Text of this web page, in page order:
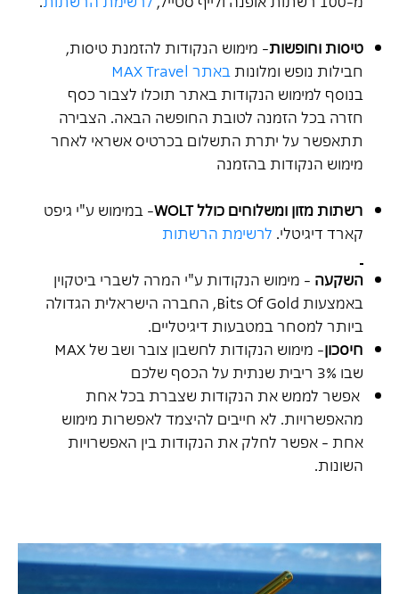
טיסות וחופשות- מימוש הנקודות להזמנת טיסות,
חבילות נופש ומלונות באתר MAX Travel
בנוסף למימוש הנקודות באתר תוכלו לצבור כסף
חזרה בכל הזמנה לטובת החופשה הבאה. הצבירה
תתאפשר על יתרת התשלום בכרטיס אשראי לאחר
מימוש הנקודות בהזמנה
רשתות מזון ומשלוחים כולל WOLT
- במימוש ע"י גיפט
קארד דיגיטלי. לרשימת הרשתות
השקעה - מימוש הנקודות ע"י המרה לשברי ביטקוין
באמצעות Bits Of Gold, החברה הישראלית הגדולה
ביותר למסחר במטבעות דיגיטליים.
חיסכון- מימוש הנקודות לחשבון צובר ושב שלMAX
שבו 3% ריבית שנתית על הכסף שלכם
אפשר לממש את הנקודות שצברת בכל אחת
מהאפשרויות. לא חייבים להיצמד לאפשרות מימוש
אחת - אפשר לחלק את הנקודות בין האפשרויות
השונות.